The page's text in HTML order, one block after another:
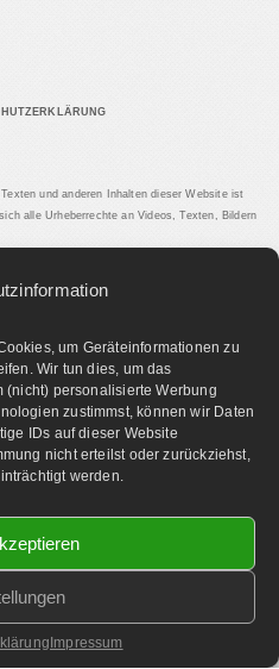
um Geräteinformationen zu
Wir tun dies, um das
(nicht) personalisierte Werbung
zustimmst, können wir Daten
IDs auf dieser Website
nicht erteilst oder zurückziehst,
werden.
Impressum
und anderen Inhalten dieser Website ist
alle Urheberrechte an Videos, Texten, Bildern
- Alle Rechte vorbehalten.
DF-Media.at